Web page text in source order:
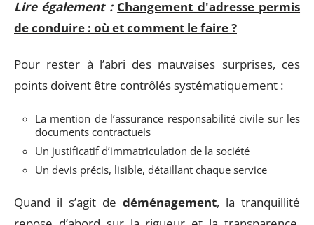
Lire également : Changement d'adresse permis
de conduire : où et comment le faire ?
Pour rester à l’abri des mauvaises surprises, ces
points doivent être contrôlés systématiquement :
La mention de l’assurance responsabilité civile sur les
documents contractuels
Un justificatif d’immatriculation de la société
Un devis précis, lisible, détaillant chaque service
Quand il s’agit de déménagement, la tranquillité